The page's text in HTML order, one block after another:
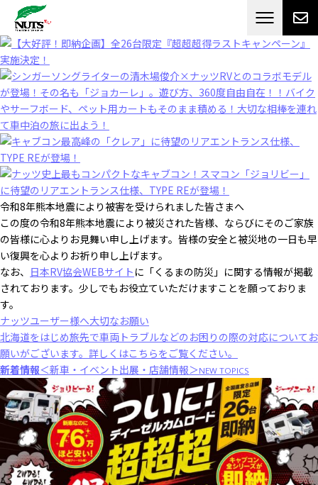
日本最大級のキャンピングカーメーカー
RV[テレビCM放送]
令和8年熊本地震により被害を受けられました皆さまへ
この度の令和8年熊本地震により被災された皆様、ならびにそのご家族
の皆様に心よりお見舞い申し上げます。皆様の安全と被災地の一日も早
い復興を心よりお祈り申し上げます。
なお、 日本RV協会WEBサイト に「くるまの防災」に関する情報が掲載
されております。少しでもお役立ていただけますことを願っておりま
す。
ナッツユーザー様へ大切なお願い
北海道をはじめ旅先で車両トラブルなどのお困りの際の対応についてお
願いがございます。 詳しくはこちらをご覧ください。
新着情報＜新車・イベント出展・店舗情報＞NEW TOPICS